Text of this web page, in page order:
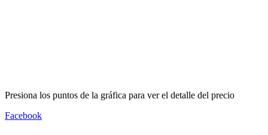
Presiona los puntos de la gráfica para ver el detalle del precio
Facebook